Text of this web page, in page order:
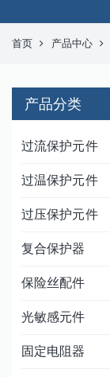
首页 产品中心
产品分类
过流保护元件
过温保护元件
过压保护元件
复合保护器
保险丝配件
光敏感元件
固定电阻器